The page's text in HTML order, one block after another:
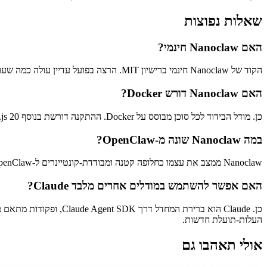
שאלות נפוצות
האם Nanoclaw חינמי?
הקוד של Nanoclaw חינמי ברישיון MIT. הרצה בפועל עדיין עולה כמה שעולה ה-API של המודל הבסיסי - כברירת מחדל מפתח Claude API או מנוי ב-Anthropic.
האם Nanoclaw דורש Docker?
כן. מודל הבידוד לכל סוכן מבוסס על Docker. ההתקנה דורשת בנוסף Node.js 20+ ו-pnpm 10+ על macOS, Linux או Windows (דרך WSL2).
במה Nanoclaw שונה מ-OpenClaw?
Nanoclaw ממצב את עצמו כחלופה קטנה ומבודדת-קונטיינרים ל-OpenClaw. הקוד קטן בכוונה, וכל סוכן רץ ב-sandbox של Docker משלו במקום להסתמך על בדיקות הרשאה ברמת האפליקציה.
האם אפשר להשתמש במודלים אחרים מלבד Claude?
כן. Claude הוא ברירת המחדל דרך Claude Agent SDK, ופקודות מתאם מוסיפות OpenAI, OpenRouter, Google, DeepSeek או Ollama מקומי.
העלות-תועלת חדשות.
אולי תאהבו גם